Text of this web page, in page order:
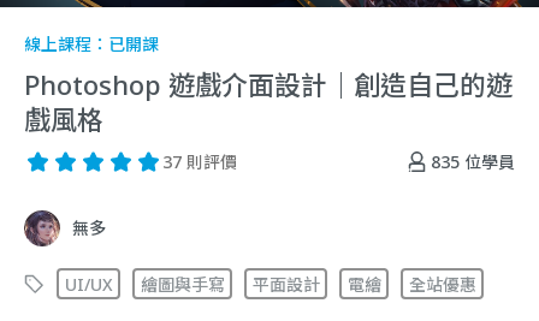
線上課程： 已開課
Photoshop 遊戲介面設計｜創造自己的遊
戲風格
835 位學員
37 則評價
無多
UI/UX 繪圖與手寫 平面設計 電繪 全站優惠